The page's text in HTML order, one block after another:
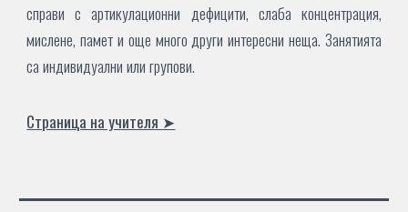
справи с артикулационни дефицити, слаба концентрация,
мислене, памет и още много други интересни неща. Занятията
са индивидуални или групови.
Страница на учителя ➤